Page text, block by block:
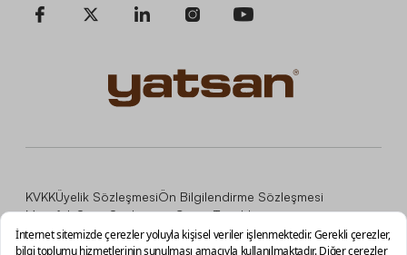
KVKKÜyelik SözleşmesiÖn Bilgilendirme Sözleşmesi
Mesafeli Satış SözleşmesiÇerez Tercihleri